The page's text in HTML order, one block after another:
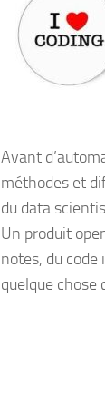
Avant
méthodes et
du data
Un produit
notes, du
quelque chose